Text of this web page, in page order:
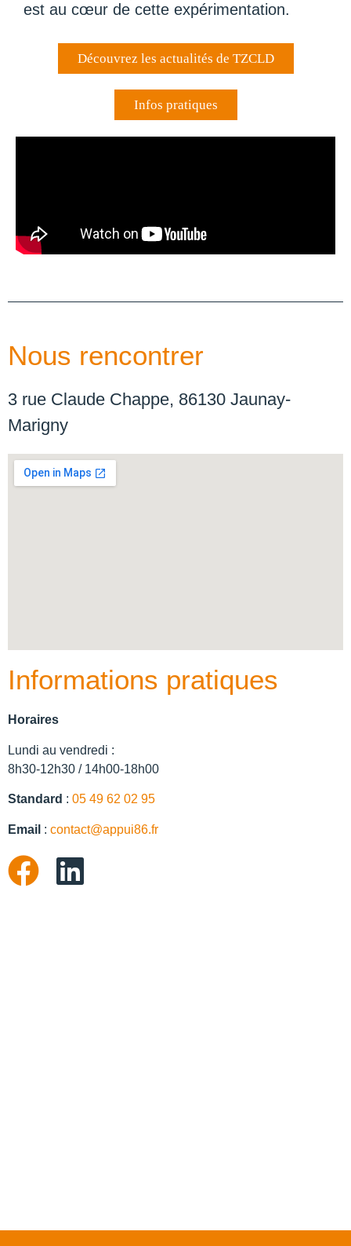
est au cœur de cette expérimentation.
Découvrez les actualités de TZCLD
Infos pratiques
Nous rencontrer
3 rue Claude Chappe, 86130 Jaunay-
Marigny
Informations pratiques
Horaires
Lundi au vendredi :
8h30-12h30 / 14h00-18h00
Standard : 05 49 62 02 95
Email : contact@appui86.fr